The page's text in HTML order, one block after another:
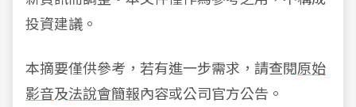
投資建議。
本摘要僅供參考，若有進一步需求，請查閱原始
影音及法說會簡報內容或公司官方公告。